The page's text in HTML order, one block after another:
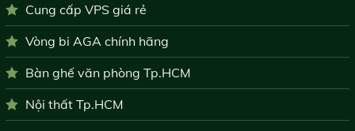
Cung cấp VPS giá rẻ
Vòng bi AGA chính hãng
Bàn ghế văn phòng Tp.HCM
Nội thất Tp.HCM